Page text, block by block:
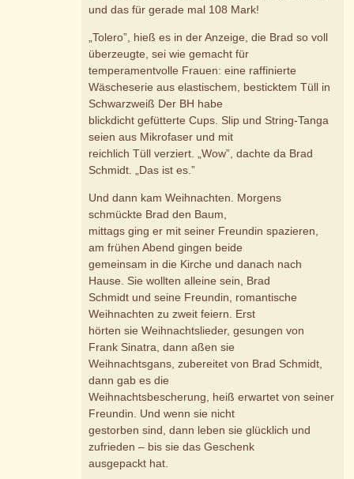
und das für gerade mal 108 Mark!
„Tolero”, hieß es in der Anzeige, die Brad so voll
überzeugte, sei wie gemacht für
temperamentvolle Frauen: eine raffinierte
Wäscheserie aus elastischem, besticktem Tüll in
Schwarzweiß Der BH habe
blickdicht gefütterte Cups. Slip und String-Tanga
seien aus Mikrofaser und mit
reichlich Tüll verziert. „Wow”, dachte da Brad
Schmidt. „Das ist es.”
Und dann kam Weihnachten. Morgens
schmückte Brad den Baum,
mittags ging er mit seiner Freundin spazieren,
am frühen Abend gingen beide
gemeinsam in die Kirche und danach nach
Hause. Sie wollten alleine sein, Brad
Schmidt und seine Freundin, romantische
Weihnachten zu zweit feiern. Erst
hörten sie Weihnachtslieder, gesungen von
Frank Sinatra, dann aßen sie
Weihnachtsgans, zubereitet von Brad Schmidt,
dann gab es die
Weihnachtsbescherung, heiß erwartet von seiner
Freundin. Und wenn sie nicht
gestorben sind, dann leben sie glücklich und
zufrieden – bis sie das Geschenk
ausgepackt hat.